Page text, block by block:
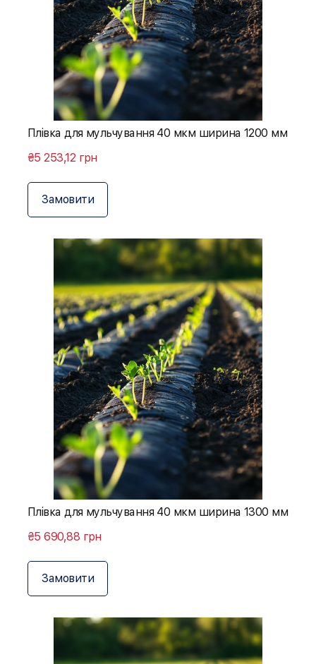
Плівка для мульчування 40 мкм ширина 1200 мм
₴5 253,12 грн
Замовити
Плівка для мульчування 40 мкм ширина 1300 мм
₴5 690,88 грн
Замовити